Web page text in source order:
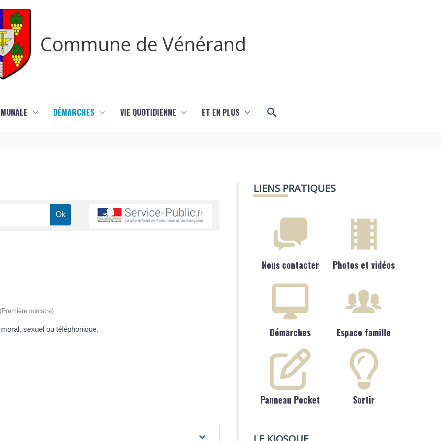
Commune de Vénérand
DÉMARCHES VIE QUOTIDIENNE ET EN PLUS Rechercher
ministre)
sexuel ou téléphonique.
LIENS PRATIQUES
Nous contacter Photos et vidéos
Démarches Espace famille
Panneau Pocket Sortir